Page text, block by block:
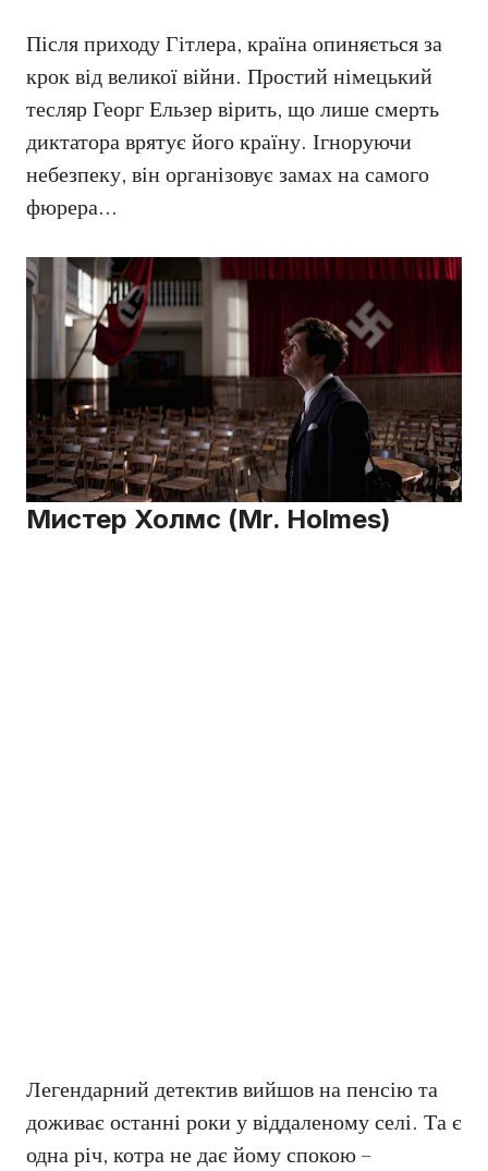
Після приходу Гітлера, країна опиняється за
крок від великої війни. Простий німецький
тесляр Георг Ельзер вірить, що лише смерть
диктатора врятує його країну. Ігноруючи
небезпеку, він організовує замах на самого
фюрера…
Мистер Холмс (Mr. Holmes)
Легендарний детектив вийшов на пенсію та
доживає останні роки у віддаленому селі. Та є
одна річ, котра не дає йому спокою –